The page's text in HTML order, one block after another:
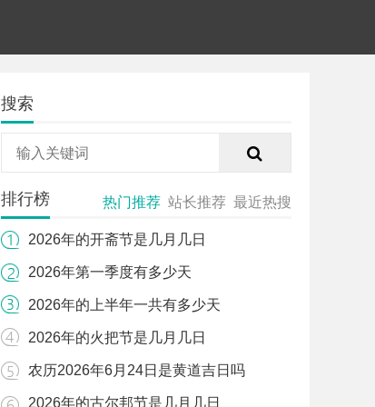
搜索
排行榜 热门推荐 站长推荐 最近热搜
2026年的开斋节是几月几日
2026年第一季度有多少天
2026年的上半年一共有多少天
2026年的火把节是几月几日
农历2026年6月24日是黄道吉日吗
2026年的古尔邦节是几月几日